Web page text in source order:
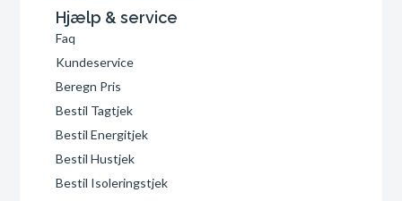
Hjælp & service
Faq
Kundeservice
Beregn Pris
Bestil Tagtjek
Bestil Energitjek
Bestil Hustjek
Bestil Isoleringstjek